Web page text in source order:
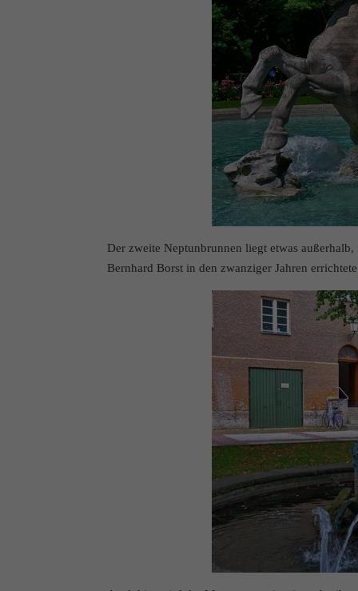
Der zweite Neptunbrunnen liegt etwas
Bernhard Borst in den zwanziger Jahren